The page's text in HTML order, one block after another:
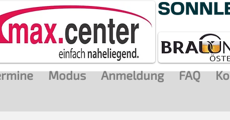
Modus Anmeldung FAQ